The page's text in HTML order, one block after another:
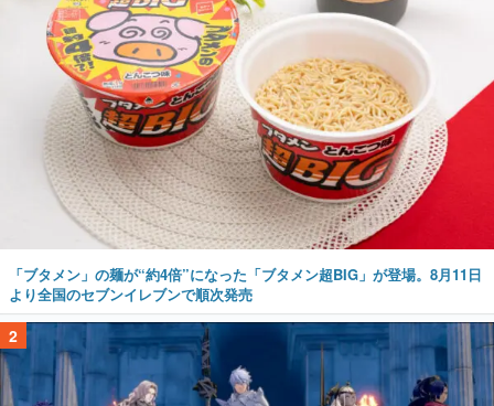
「ブタメン」の麺が“約4倍”になった「ブタメン超BIG」が登場。8月11日
より全国のセブンイレブンで順次発売
2